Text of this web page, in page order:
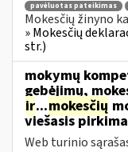
pavėluotas pateikimas
Mokesčių žinyno
» Mokesčių
str.)
mokymų
gebėjimų,
ir...mokesčių
viešasis
Web turinio